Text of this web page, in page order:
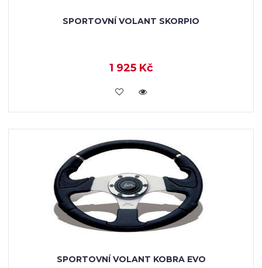
SPORTOVNÍ VOLANT SKORPIO
1 925 Kč
KOUPIT
SPORTOVNÍ VOLANT KOBRA EVO